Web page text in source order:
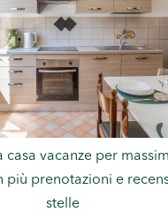
casa vacanze per
più prenotazioni e
stelle